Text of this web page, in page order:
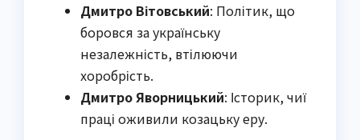
Дмитро Вітовський: Політик, що
боровся за українську
незалежність, втілюючи
хоробрість.
Дмитро Яворницький: Історик, чиї
праці оживили козацьку еру.